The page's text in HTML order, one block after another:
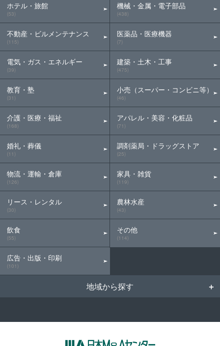
ホテル・旅館
(53)
不動産・ビルメンテナンス
(115)
電気・ガス・エネルギー
(39)
教育・塾
(31)
介護・医療・福祉
(168)
婚礼・葬儀
(11)
物流・運輸・倉庫
(126)
リース・レンタル
(30)
飲食
(55)
広告・出版・印刷
(101)
機械・金属・電子部品
(438)
医薬品・医療機器
(7)
建築・土木・工事
(475)
小売（スーパー・コンビニ等）
(46)
アパレル・美容・化粧品
(71)
調剤薬局・ドラッグストア
(25)
家具・雑貨
(119)
農林水産
(43)
その他
(114)
地域から探す